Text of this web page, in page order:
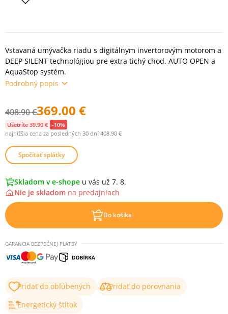
Vstavaná umývačka riadu s digitálnym invertorovým motorom a
DEEP SILENT technológiou pre extra tichý chod. AUTO OPEN a
AquaStop systém.
Podrobný popis
408.90 €369.00 €
Ušetríte 39.90 € -10%
najnižšia cena za posledných 30 dní 408.90 €
Spočítať splátky
Skladom v e-shope u vás už 7. 8.
Nie je skladom na predajniach
Do košíka
GARANCIA BEZPEČNEJ PLATBY
Pridať do obľúbených
Pridať do porovnania
Energetický štítok